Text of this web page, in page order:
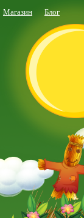
Магазин Блог